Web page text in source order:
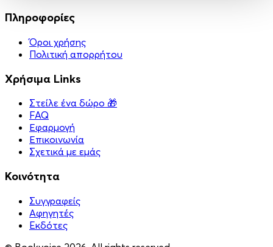
Πληροφορίες
Όροι χρήσης
Πολιτική απορρήτου
Χρήσιμα Links
Στείλε ένα δώρο 🎁
FAQ
Εφαρμογή
Επικοινωνία
Σχετικά με εμάς
Κοινότητα
Συγγραφείς
Αφηγητές
Eκδότες